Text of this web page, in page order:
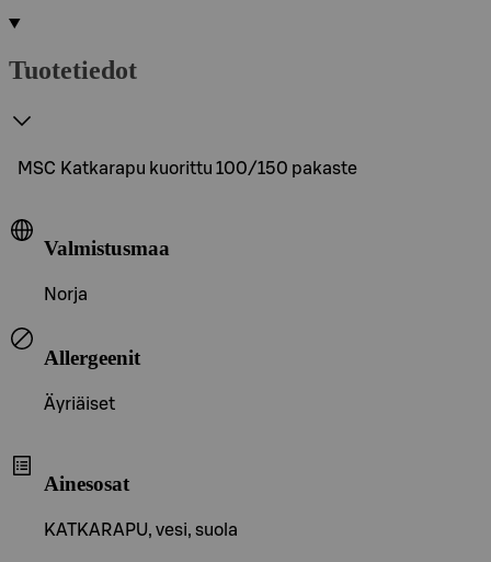
Tuotetiedot
MSC Katkarapu kuorittu 100/150 pakaste
Valmistusmaa
Norja
Allergeenit
Äyriäiset
Ainesosat
KATKARAPU, vesi, suola